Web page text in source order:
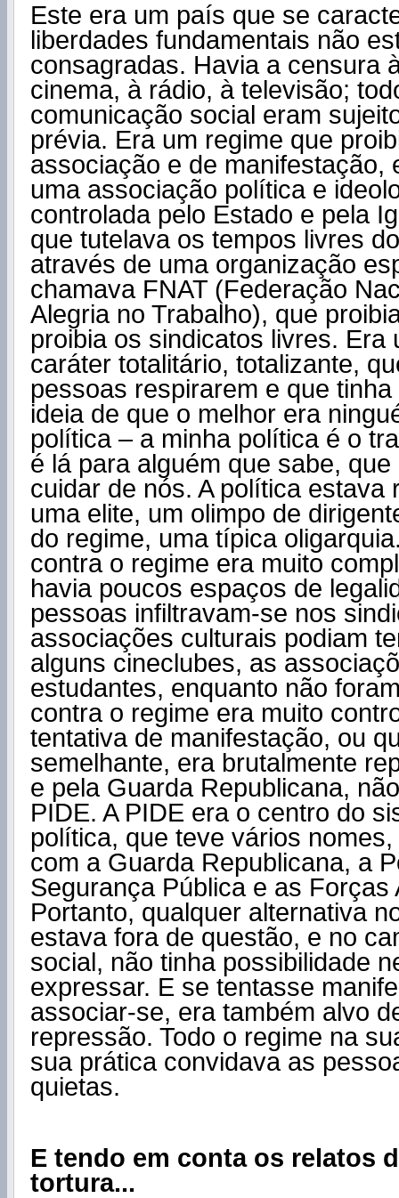
Este era um país que se
liberdades fundamentais não
consagradas. Havia a censura
cinema, à rádio, à televisão;
comunicação social eram
prévia. Era um regime que
associação e de manifestação,
uma associação política e
controlada pelo Estado e pela
que tutelava os tempos livres
através de uma organização
chamava FNAT (Federação
Alegria no Trabalho), que
proibia os sindicatos livres. Era
caráter totalitário, totalizante,
pessoas respirarem e que
ideia de que o melhor era
política – a minha política é o
é lá para alguém que sabe,
cuidar de nós. A política estava
uma elite, um olimpo de
do regime, uma típica
contra o regime era muito
havia poucos espaços de
pessoas infiltravam-se nos
associações culturais podiam
alguns cineclubes, as
estudantes, enquanto não
contra o regime era muito
tentativa de manifestação, ou
semelhante, era brutalmente
e pela Guarda Republicana,
PIDE. A PIDE era o centro do
política, que teve vários
com a Guarda Republicana, a
Segurança Pública e as Forças
Portanto, qualquer alternativa
estava fora de questão, e no
social, não tinha possibilidade
expressar. E se tentasse
associar-se, era também alvo
repressão. Todo o regime na
sua prática convidava as
quietas.
E tendo em conta os relatos
tortura...